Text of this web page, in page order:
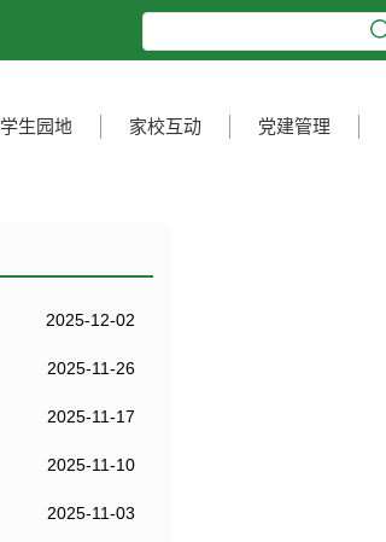
学生园地 家校互动 党建管理
2025-12-02
2025-11-26
2025-11-17
2025-11-10
2025-11-03